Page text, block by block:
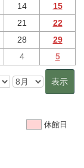
14
15
21
22
28
29
4 5
休館日